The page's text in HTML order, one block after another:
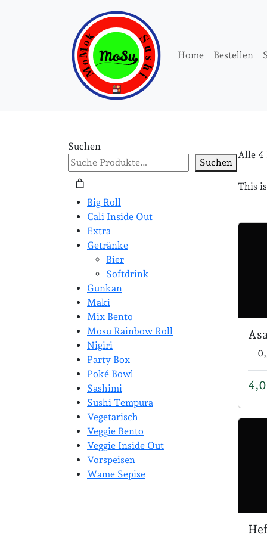
Home Bestellen
Suchen
Suchen
Big Roll
Cali Inside Out
Extra
Getränke
Bier
Softdrink
Gunkan
Maki
Mix Bento
Mosu Rainbow Roll
Nigiri
Party Box
Poké Bowl
Sashimi
Sushi Tempura
Vegetarisch
Veggie Bento
Veggie Inside Out
Vorspeisen
Wame Sepise
Alle 4
This